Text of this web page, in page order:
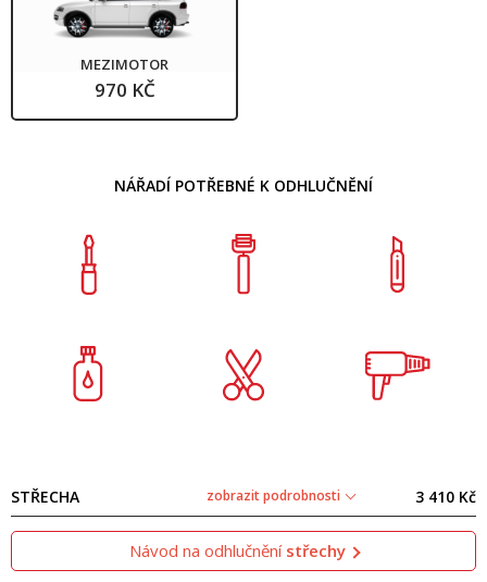
MEZIMOTOR
970 KČ
NÁŘADÍ POTŘEBNÉ K ODHLUČNĚNÍ
STŘECHA zobrazit podrobnosti 3 410 Kč
Návod na odhlučnění střechy